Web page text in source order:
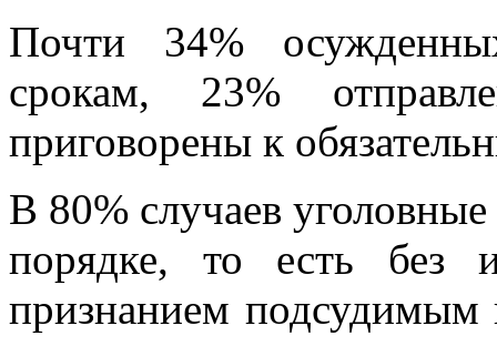
Почти 34%
срокам, 23%
приговорены к
В 80% случаев
порядке, то есть без
признанием подсудимым